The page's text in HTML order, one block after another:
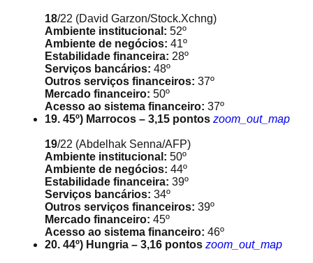
18/22 (David Garzon/Stock.Xchng)
Ambiente institucional: 52º
Ambiente de negócios: 41º
Estabilidade financeira: 28º
Serviços bancários: 48º
Outros serviços financeiros: 37º
Mercado financeiro: 50º
Acesso ao sistema financeiro: 37º
19. 45º) Marrocos – 3,15 pontos zoom_out_map
19/22 (Abdelhak Senna/AFP)
Ambiente institucional: 50º
Ambiente de negócios: 44º
Estabilidade financeira: 39º
Serviços bancários: 34º
Outros serviços financeiros: 39º
Mercado financeiro: 45º
Acesso ao sistema financeiro: 46º
20. 44º) Hungria – 3,16 pontos zoom_out_map